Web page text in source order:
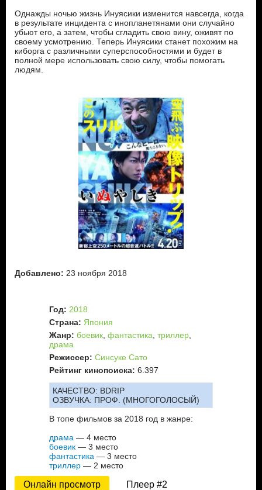
Однажды ночью жизнь Инуясики изменится навсегда, когда
в результате инцидента с инопланетянами они случайно
убьют его, а затем, чтобы сгладить свою вину, оживят по
своему усмотрению. Теперь Инуясики станет похожим на
киборга с различными суперспособностями и будет в
полной мере использовать свою силу, чтобы помогать
людям.
Добавлено: 23 ноября 2018
Год: 2018
Страна: Япония
Жанр: боевик фантастика триллер
драма
Режиссер: Синсуке Сато
Рейтинг кинопоиска: 6.397
КАЧЕСТВО: BDRIP
ОЗВУЧКА: ПРОФ. (МНОГОГОЛОСЫЙ)
В топе фильмов за 2018 год в жанре:
драма — 4 место
боевик — 3 место
фантастика — 3 место
триллер — 2 место
Онлайн просмотр Плеер #2